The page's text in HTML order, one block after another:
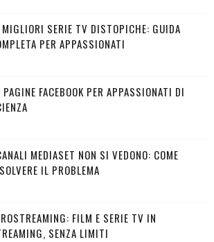
MIGLIORI SERIE TV DISTOPICHE: GUIDA
PER APPASSIONATI
FACEBOOK PER APPASSIONATI DI
MEDIASET NON SI VEDONO: COME
IL PROBLEMA
FILM E SERIE TV IN
SENZA LIMITI